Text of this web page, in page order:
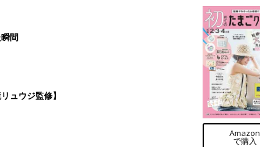
間
ュウジ監修】
Amazon
で購入